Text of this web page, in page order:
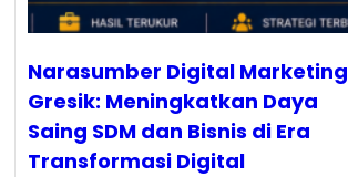
Narasumber Digital Marketing
Gresik: Meningkatkan Daya
Saing SDM dan Bisnis di Era
Transformasi Digital